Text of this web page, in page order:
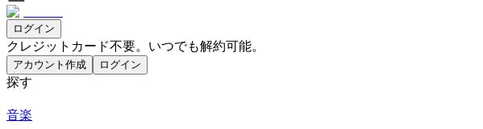
ログイン
クレジットカード不要。いつでも解約可能。
アカウント作成 ログイン
探す
音楽